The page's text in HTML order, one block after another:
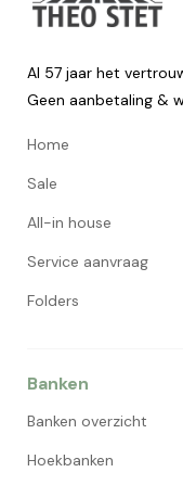
Al 57 jaar het
Geen aanbetaling &
Home
Sale
All-in house
Service aanvraag
Folders
Banken
Banken overzicht
Hoekbanken